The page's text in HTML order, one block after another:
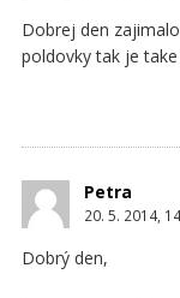
Dobrej den
poldovky tak je
Petra
20. 5. 2014,
Dobrý den,